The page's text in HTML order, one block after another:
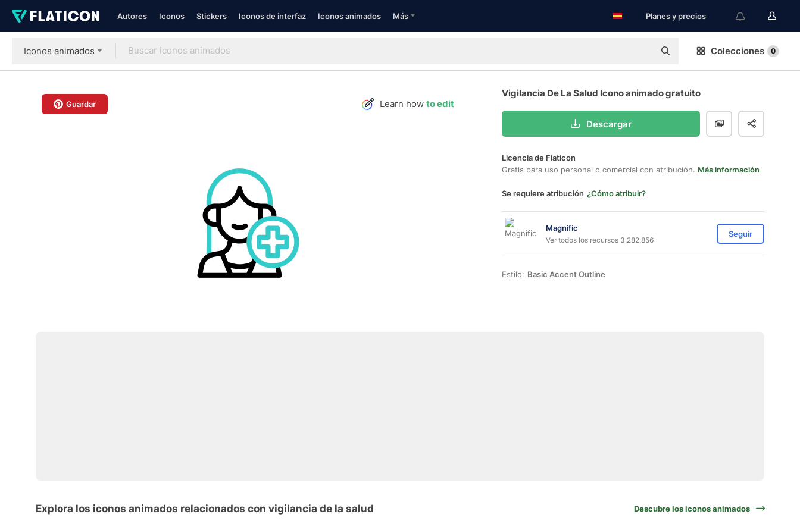
Autores Iconos Stickers Iconos de interfaz Iconos animados Más Planes y precios
Iconos animados Colecciones 0
Guardar Learn how to edit
Vigilancia De La Salud Icono animado gratuito
Descargar
Licencia de Flaticon
Gratis para uso personal o comercial con atribución. Más información
Se requiere atribución ¿Cómo atribuir?
Magnific
Ver todos los recursos 3,282,856
Seguir
Estilo: Basic Accent Outline
Explora los iconos animados relacionados con vigilancia de la salud Descubre los iconos animados